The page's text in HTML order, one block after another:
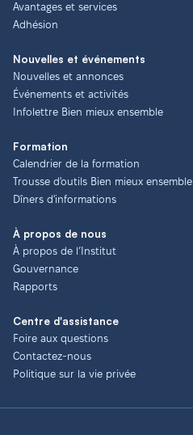
Avantages et services
Adhésion
Nouvelles et événements
Nouvelles et annonces
Événements et activités
Infolettre Bien mieux ensemble
Formation
Calendrier de la formation
Trousse d'outils Bien mieux ensemble
Dîners d'informations
À propos de nous
À propos de l’Institut
Gouvernance
Rapports
Centre d'assistance
Foire aux questions
Contactez-nous
Politique sur la vie privée